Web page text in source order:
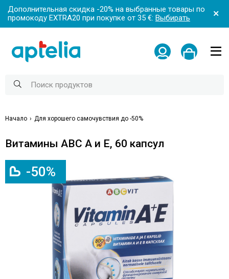
Дополнительная скидка -20% на выбранные товары по
промокоду EXTRA20 при покупке от 35 €: Выбирать
Начало Для хорошего самочувствия до -50%
Витамины ABC A и E, 60 капсул
-50%